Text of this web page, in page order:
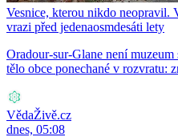
Vesnice, kterou nikdo neopravil.
vrazi před jedenaosmdesáti lety
Oradour-sur-Glane není
tělo obce ponechané v rozvratu:
VědaŽivě.cz
dnes, 05:08